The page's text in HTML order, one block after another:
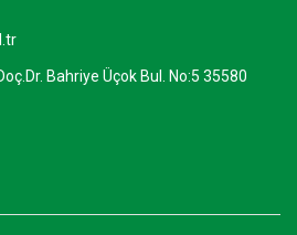
Bahriye Üçok Bul. No:5 35580